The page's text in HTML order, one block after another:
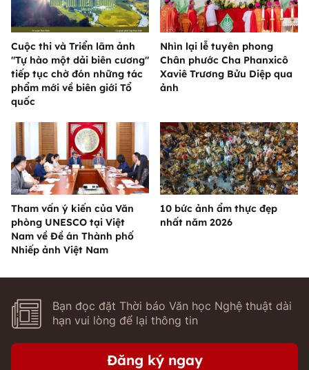
Cuộc thi và Triển lãm ảnh
"Tự hào một dải biên cương"
tiếp tục chờ đón những tác
phẩm mới về biên giới Tổ
quốc
Nhìn lại lễ tuyên phong
Chân phước Cha Phanxicô
Xaviê Trương Bửu Diệp qua
ảnh
Tham vấn ý kiến của Văn
phòng UNESCO tại Việt
Nam về Đề án Thành phố
Nhiếp ảnh Việt Nam
10 bức ảnh ẩm thực đẹp
nhất năm 2026
Bạn đọc đặt Thời báo Văn học Nghệ thuật dài
hạn vui lòng để lại thông tin
Đăng ký ngay